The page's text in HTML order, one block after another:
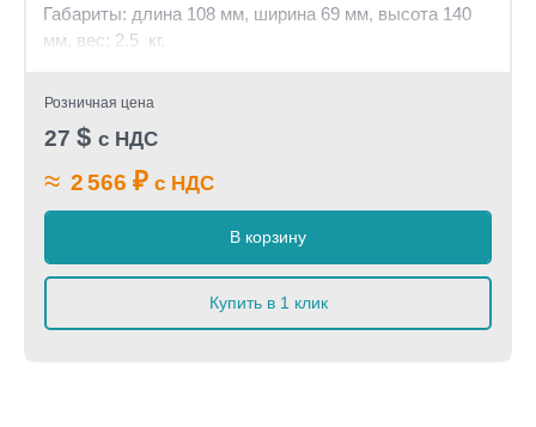
Габариты: длина 108 мм, ширина 69 мм, высота 140
мм, вес: 2.5 кг.
Розничная цена
27 $ с НДС
≈ 2 566 ₽ с НДС
В корзину
Купить в 1 клик